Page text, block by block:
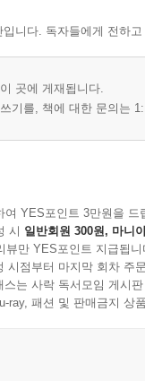
니다. 독자들에게 전하
곳에 게재됩니다.
기를, 책에 대한 문의는
여 YES포인트 3만원을 드
시 일반회원 300원, 마니
뷰만 YES포인트 지급됩니
시점부터 마지막 회차 주
는 사락 독서모임 게시
ray, 패션 및 판매금지 상